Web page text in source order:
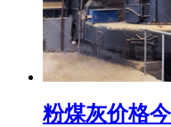
粉煤灰价格